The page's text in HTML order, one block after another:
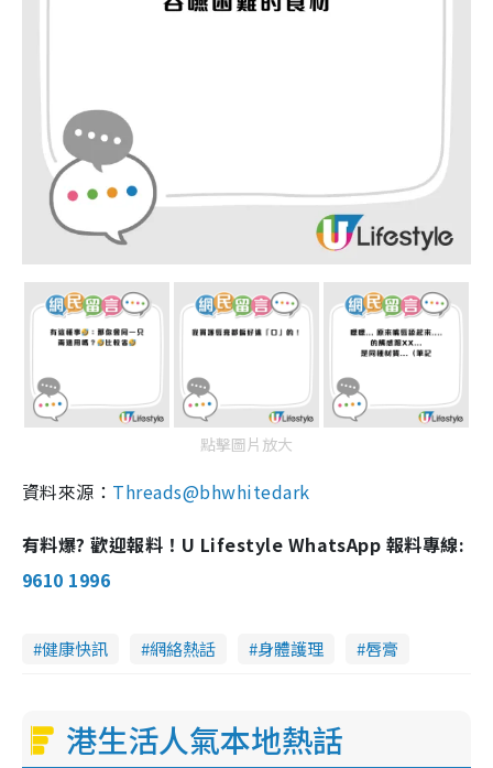
點擊圖片放大
資料來源： Threads@bhwhitedark
有料爆? 歡迎報料！U Lifestyle WhatsApp 報料專線:
9610 1996
健康快訊 網絡熱話 身體護理 唇膏
港生活人氣本地熱話